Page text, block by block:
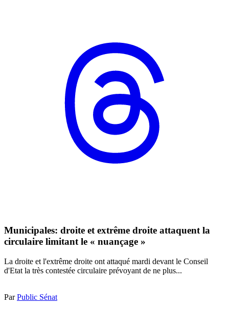
Municipales: droite et extrême droite attaquent la
circulaire limitant le « nuançage »
La droite et l'extrême droite ont attaqué mardi devant le Conseil
d'Etat la très contestée circulaire prévoyant de ne plus...
ParPublic Sénat